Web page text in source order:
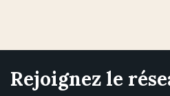
Rejoignez le